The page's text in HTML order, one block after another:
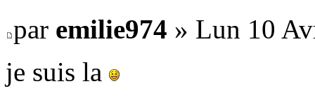
par emilie974 » Lun 10
je suis la